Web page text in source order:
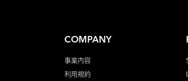
COMPANY
事業内容
利用規約